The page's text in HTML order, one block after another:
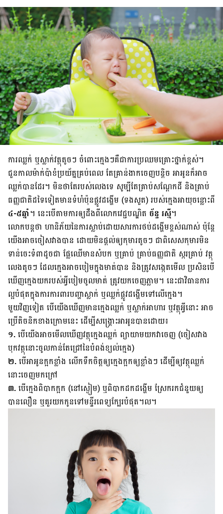
ការ​ឈ្លក់ ឬ​ស្លាក់​វត្ថុ​តូច​ៗ ចំពោះ​ក្មេងៗ​គឺ​ជា​ការ​ប្រឈម​គ្រោះ​ថ្នាក់​ខ្ពស់។
ជួន​កាល​ម៉ាក់​ប៉ា​ខំ​ប្រយ័ត្ន​គ្រប់​ពេល តែ​គ្រាន់​ងាក​ចេញ​បន្តិច អា​អូន​ក៏​អាច​
ឈ្លក់​បាន​ដែរ។ មិន​ថា​តែ​របស់​លេង​ទេ សូម្បី​តែ​គ្រាប់​សណ្ដែក​ដី និង​គ្រាប់​
ធញ្ញជាតិ​ដទៃ​ទៀត​មាន​ទំហំ​ប៉ុន​ផ្លូវ​ដង្ហើម (ទងសួត) របស់​ក្មេង​អាយុ​ចន្លោះ​ពី
៤-៥​ឆ្នាំ។ នេះ​បើ​តាម​ការ​ឲ្យ​ដឹង​ពី​លោក​វេជ្ជបណ្ឌិត ច័ន្ទ រស្មី។
លោក​បន្ត​ថា ហានិភ័យ​នៃ​ការ​ស្លាប់​ដោយសារ​ការ​ថប់​ដង្ហើម​ខ្ពស់​ណាស់ ប៉ុន្តែ​
យើង​អាច​ចៀសវាង​បាន ដោយ​មិន​ផ្ដល់​ឲ្យ​កុមារ​តូច​ៗ ជា​ពិសេស​កុមារ​មិន​
ទាន់​ចេះ​ទំពា​ដូច​ជា ផ្លែ​ឈើ​មាន​សំបក ឬ​គ្រាប់ គ្រាប់​ធញ្ញជាតិ ស្ករ​គ្រាប់ វត្ថុ​
លេង​តូច​ៗ ដែល​ក្មេង​អាច​បៀម​ក្នុង​មាត់​បាន និង​ត្រូវ​សង្កេត​មើល ប្រសិន​បើ​
ឃើញ​ក្មេង​យក​របស់​អ្វី​បៀម​ចូល​មាត់ ត្រូវ​យក​ចេញ​ភ្លាម។ នេះ​ជា​វិធាន​ការ​
ល្អ​បំផុត​ក្នុង​ការ​ការពារ​បញ្ហា​ស្លាក់ ឬ​ឈ្លក់​ផ្លូវ​ដង្ហើម​ទៅ​លើ​ក្មេង។
មួយ​វិញ​ទៀត បើ​យើង​ឃើញ​មាន​ក្មេង​ឈ្លក់ ឬ​ស្លាក់​អាហារ ឬ​វត្ថុ​អ្វី​នោះ អាច​
ប្រើ​តិចនិក​ខាង​ក្រោម​នេះ ដើម្បី​សង្គ្រោះ​អា​អូន​បាន​ដោយ៖
១.បើ​យើង​អាច​មើល​ឃើញ​វត្ថុ​ក្មេង​ឈ្លក់ ព្យាយាម​យក​វា​ចេញ (ចៀសវាង​
បុក​វត្ថុ​នោះ​ចូល​កាន់​តែ​ជ្រៅ​នៃ​បំពង់​ខ្យល់​ក្មេង)
២.បើ​អា​អូន​ក្អក​ខ្លាំង លើក​ទឹក​ចិត្ត​ឲ្យ​ក្មេង​ក្អក​ឲ្យ​ខ្លាំងៗ ដើម្បី​ឲ្យ​វត្ថុ​ឈ្លក់​
នោះ​ចេញ​មក​ក្រៅ
៣.បើ​ក្មេង​ពិបាក​ក្អក (នៅ​ស្ងៀម) ឬ​ពិបាក​ដក​ដង្ហើម ស្រែក​រក​ជំនួយ​ឲ្យ​
បាន​លឿន ឬ​គួរ​យក​កូន​ទៅ​មន្ទីរពេទ្យ​ក្បែរ​បំផុត។ល។